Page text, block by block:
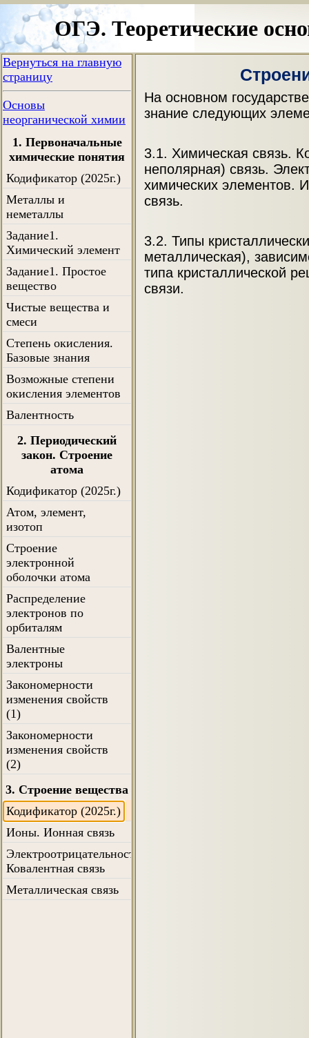
ОГЭ. Теоретические
Вернуться на главную
страницу
Основы
неорганической химии
1. Первоначальные
химические понятия
Кодификатор (2025г.)
Металлы и
неметаллы
Задание1.
Химический элемент
Задание1. Простое
вещество
Чистые вещества и
смеси
Степень окисления.
Базовые знания
Возможные степени
окисления элементов
Валентность
2. Периодический
закон. Строение
атома
Кодификатор (2025г.)
Атом, элемент,
изотоп
Строение
электронной
оболочки атома
Распределение
электронов по
орбиталям
Валентные
электроны
Закономерности
изменения свойств
(1)
Закономерности
изменения свойств
(2)
3. Строение вещества
Кодификатор (2025г.)
Ионы. Ионная связь
Электроотрицательность.
Ковалентная связь
Металлическая связь
На основном
знание следующих
3.1. Химическая связь.
неполярная) связь.
химических элементов.
связь.
3.2. Типы
металлическая),
типа кристаллической
связи.